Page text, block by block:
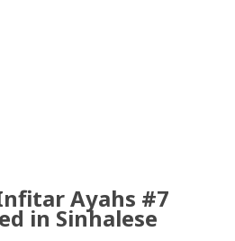
Ayahs #7
in Sinhalese